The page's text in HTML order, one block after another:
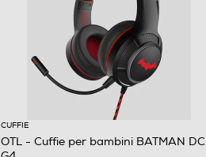
CUFFIE
OTL - Cuffie per bambini BATMAN DC